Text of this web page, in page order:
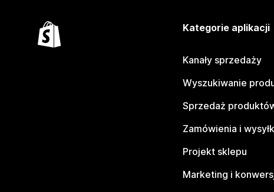
Kategorie aplikacji
Kanały sprzedaży
Wyszukiwanie
Sprzedaż
Zamówienia i
Projekt sklepu
Marketing i